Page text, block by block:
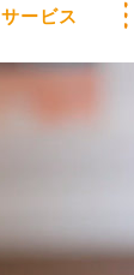
サービス